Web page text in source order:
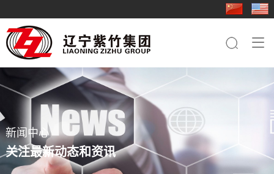

走进紫竹
集团简介
品牌文化
员工关怀
紫竹影像
新闻中心
集团快讯
行业动态
业务板块
钢铁板块
桩工机械板块
农业机械板块
贸易板块
行业应用
基础工程
电力铁塔
船舶
轨道交通
成员企业
紫竹三轧
科技型钢
重型特钢
轻型特钢
紫竹装备
人力资源
人才理念
社会招聘
简历投递
联系我们
钢铁板块
桩工机械板块
农业机械板块
新闻中心
关注最新动态和资讯